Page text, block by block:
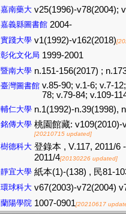
嘉南藥大 v25(1996)-v78(2004);
嘉義縣圖書館 2004-
實踐大學 v1(1992)-v162(2018)
彰化文化局 1999-2001
暨南大學 n.151-156(2017) ;
臺灣圖書館 v.85-90; v.1-6; v.7-
78; v.79-84; v.109-
輔仁大學 n.1(1992)-n.39(1998),
銘傳大學 桃園館藏: v109(2010)-
[20210715 updated]
樹德科大 登錄本 , V.117, 2011/6
2011/4[20130226 updated]
靜宜大學 紙本(1)-(138) , 民81-
環球科大 v67(2003)-v72(2004)
蘭陽學院 1007-0901[20210617